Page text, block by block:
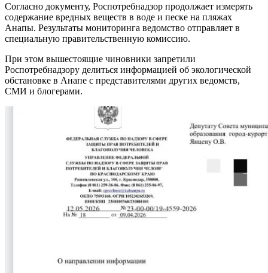
Согласно документу, Роспотребнадзор продолжает измерять
содержание вредных веществ в воде и песке на пляжах
Анапы. Результаты мониторинга ведомство отправляет в
специальную правительственную комиссию.
При этом вышестоящие чиновники запретили
Роспотребнадзору делиться информацией об экологической
обстановке в Анапе с представителями других ведомств,
СМИ и блогерами.